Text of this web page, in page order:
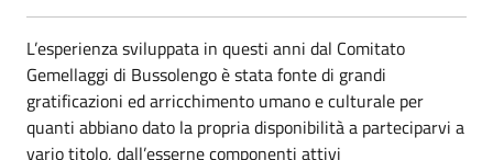
L’esperienza sviluppata in questi anni dal Comitato
Gemellaggi di Bussolengo è stata fonte di grandi
gratificazioni ed arricchimento umano e culturale per
quanti abbiano dato la propria disponibilità a parteciparvi a
vario titolo, dall’esserne componenti attivi